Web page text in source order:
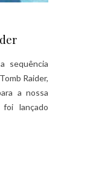
sequência
Raider,
a nossa
lançado